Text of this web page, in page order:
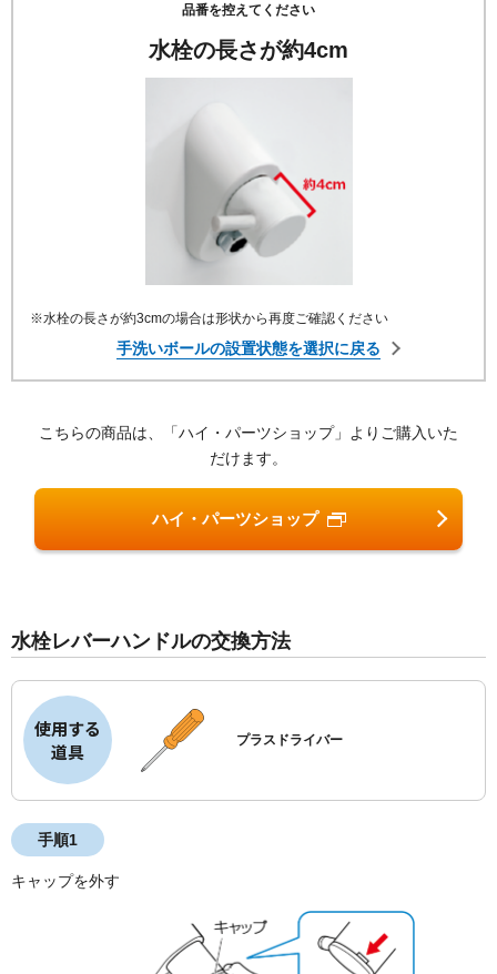
品番を控えてください
水栓の長さが約4cm
※水栓の長さが約3cmの場合は形状から再度ご確認ください
手洗いボールの設置状態を選択に戻る
こちらの商品は、「ハイ・パーツショップ」よりご購入いた
だけます。
ハイ・パーツショップ
水栓レバーハンドルの交換方法
使用する
道具
プラスドライバー
手順1
キャップを外す